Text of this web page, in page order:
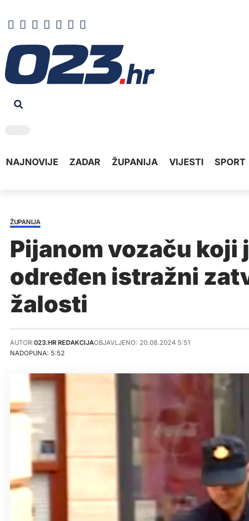
NAJNOVIJE ZADAR ŽUPANIJA VIJESTI SPORT
ŽUPANIJA
Pijanom vozaču
određen istražni
žalosti
NADOPUNA: 5:52
AUTOR:023.HR REDAKCIJAOBJAVLJENO: 20.08.2024 5:51